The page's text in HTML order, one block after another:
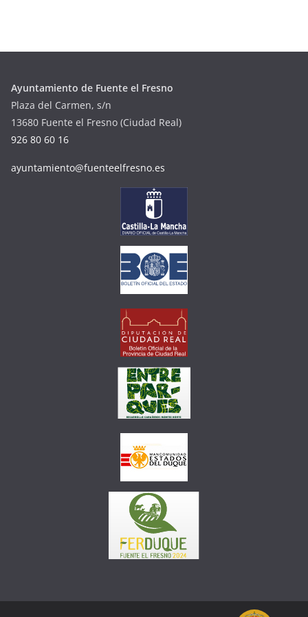
Ayuntamiento de Fuente el Fresno
Plaza del Carmen, s/n
13680 Fuente el Fresno (Ciudad Real)
926 80 60 16
ayuntamiento@fuenteelfresno.es